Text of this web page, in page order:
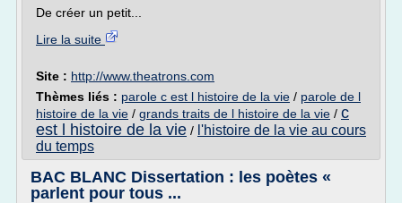
De créer un petit...
Lire la suite
Site : http://www.theatrons.com
Thèmes liés : parole c est l histoire de la vie / parole de l
histoire de la vie / grands traits de l histoire de la vie / c
est l histoire de la vie / l'histoire de la vie au cours
du temps
BAC BLANC Dissertation : les poètes «
parlent pour tous ...